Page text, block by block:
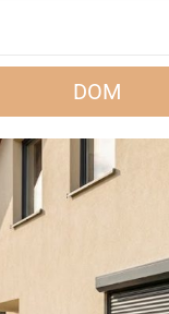
DOM